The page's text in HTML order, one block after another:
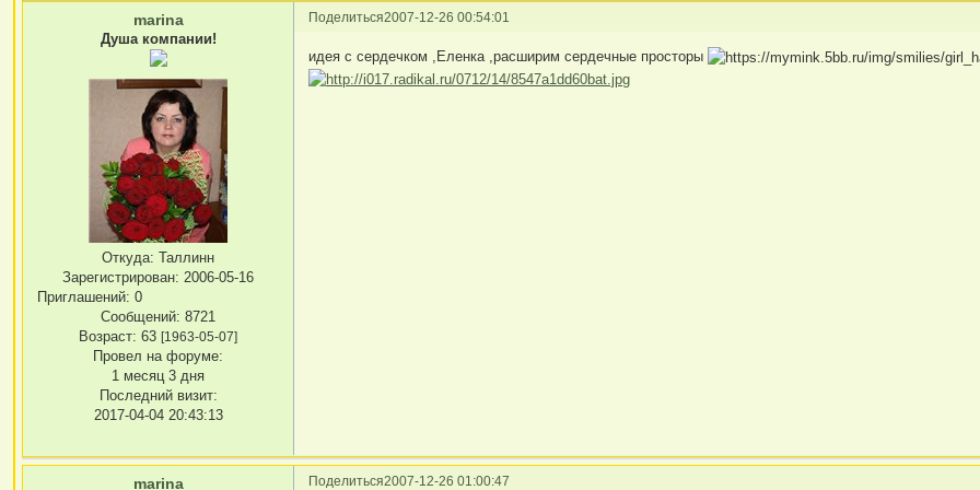
Поделиться2007-12-26 00:54:01
marina
Душа компании!
Откуда: Таллинн
Зарегистрирован: 2006-05-16
Приглашений: 0
Сообщений: 8721
Возраст: 63[1963-05-07]
Провел на форуме:
1 месяц 3 дня
Последний визит:
2017-04-04 20:43:13
идея с сердечком ,Еленка ,расширим сердечные просторы
Поделиться2007-12-26 01:00:47
marina